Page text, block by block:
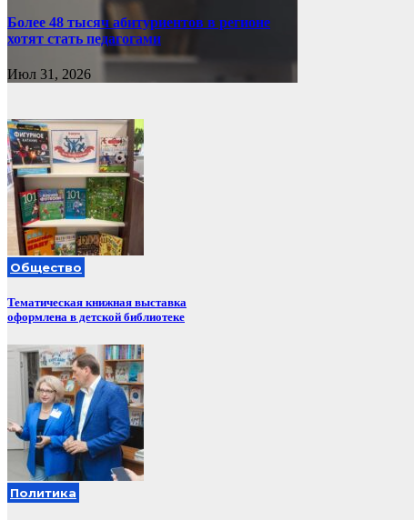
Более 48 тысяч абитуриентов в регионе
хотят стать педагогами
Июл 31, 2026
Общество
Тематическая книжная выставка
оформлена в детской библиотеке
Политика